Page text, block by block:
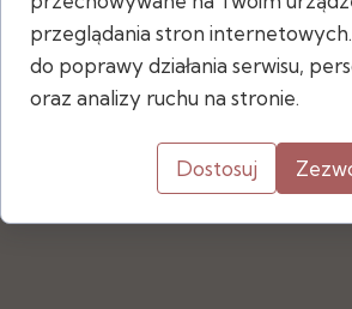
można wypożyczyć szybę i
napisu stolik.
Dostępna ilość: 1 szt.
przeglądania stron
do poprawy działania serwisu,
oraz analizy ruchu na stronie.
Dostosuj